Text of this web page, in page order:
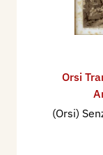
Orsi
(Orsi)